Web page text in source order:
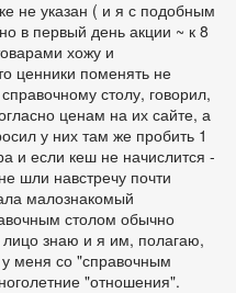
не указан ( и я с подобным
в первый день акции ~ к 8
хожу и
ценники поменять не
столу, говорил,
ценам на их сайте, а
у них там же пробить 1
и если кеш не начислится -
шли навстречу почти
малознакомый
столом обычно
знаю и я им, полагаю,
меня со "справочным
"отношения".